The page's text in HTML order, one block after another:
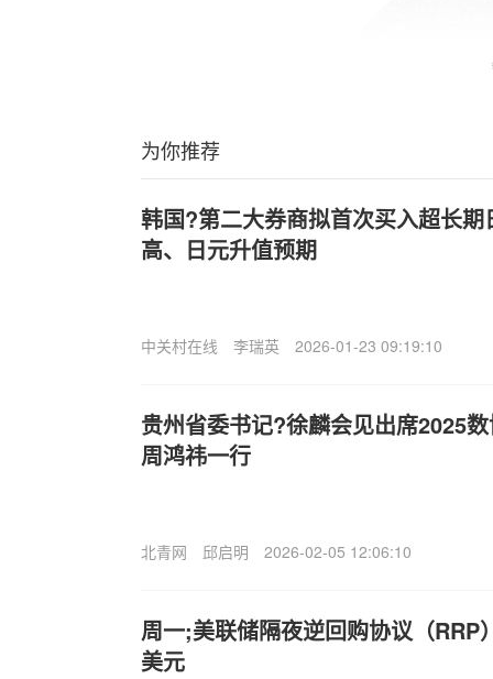
为你推荐
韩国?第二大券商拟首次买入超长
高、日元升值预期
中关村在线 李瑞英 2026-01-23 09:19:10
贵州省委书记?徐麟会见出席2025
周鸿祎一行
北青网 邱启明 2026-02-05 12:06:10
周一;美联储隔夜逆回购协议（RRP
美元